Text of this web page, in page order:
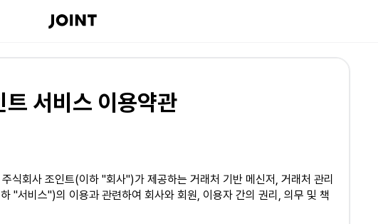
트 서비스 이용약관
식회사 조인트(이하 "회사")가 제공하는 거래처 기반 메신저, 거래처 관리
"서비스")의 이용과 관련하여 회사와 회원, 이용자 간의 권리, 의무 및 책